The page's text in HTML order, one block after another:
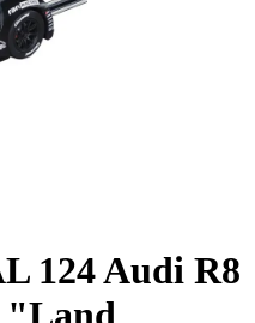
124 Audi R8